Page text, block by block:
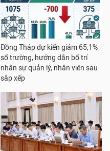
Đồng Tháp dự kiến giảm 65,1%
số trường, hướng dẫn bố trí
nhân sự quản lý, nhân viên sau
sắp xếp